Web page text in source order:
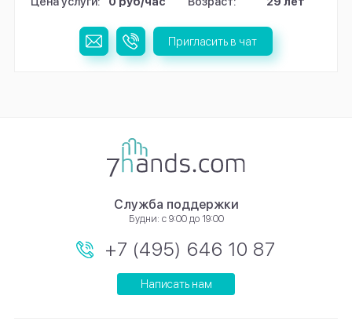
Пригласить в чат
Служба поддержки
Будни: с 9:00 до 19:00
+7 (495) 646 10 87
Написать нам